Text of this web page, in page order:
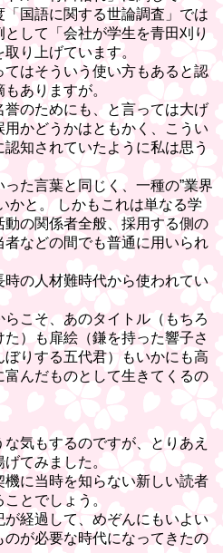
国語に関する世論調査」では
して「会社が学生を青田刈り
り上げています。
てはそういう使い方もあると認
ありますが。
誉のためにも、と言っては大げ
用かどうかはともかく、こうい
知されていたように私は思う
た言葉と同じく、一種の”業界
かと。 しかもこれは単なる学
の関係者全般、採用する側の
などの間でも普通に用いられ
時の人材難時代から使われてい
こそ、あのタイトル（もちろ
）も扉絵（鎌を持った響子さ
ぼりする五代君）もいかにも高
んだものとして生きてくるの
気もするのですが、とりあえ
てみました。
機に当時を知らない新しい読者
とでしょう。
経過して、めぞんにもいよい
のが必要な時代になってきたの